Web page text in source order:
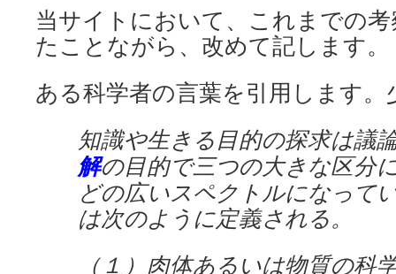
当サイトにおいて、これまでの
たことながら、改めて記します。
ある科学者の言葉を引用します。
知識や生きる目的の探求は議
解の目的で三つの大きな区分
どの広いスペクトルになって
は次のように定義される。
（１）肉体あるいは物質の科